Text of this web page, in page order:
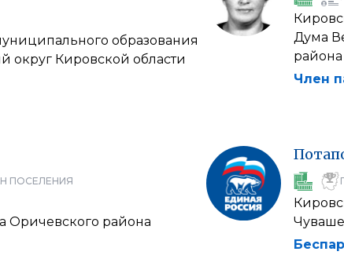
образования
Кировской области
Дума
района
Член
ПОСЕЛЕНИЯ
Оричевского района